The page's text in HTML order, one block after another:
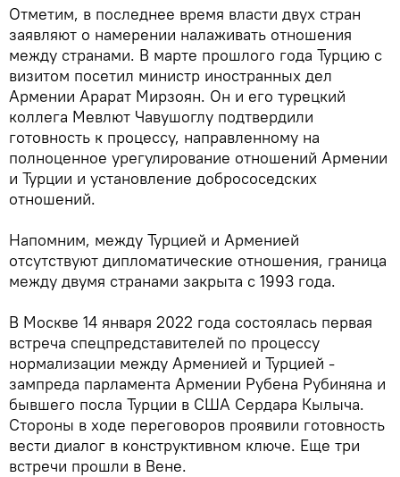
Отметим, в последнее время власти двух стран
заявляют о намерении налаживать отношения
между странами. В марте прошлого года Турцию с
визитом посетил министр иностранных дел
Армении Арарат Мирзоян. Он и его турецкий
коллега Мевлют Чавушоглу подтвердили
готовность к процессу, направленному на
полноценное урегулирование отношений Армении
и Турции и установление добрососедских
отношений.
Напомним, между Турцией и Арменией
отсутствуют дипломатические отношения, граница
между двумя странами закрыта с 1993 года.
В Москве 14 января 2022 года состоялась первая
встреча спецпредставителей по процессу
нормализации между Арменией и Турцией -
зампреда парламента Армении Рубена Рубиняна и
бывшего посла Турции в США Сердара Кылыча.
Стороны в ходе переговоров проявили готовность
вести диалог в конструктивном ключе. Еще три
встречи прошли в Вене.